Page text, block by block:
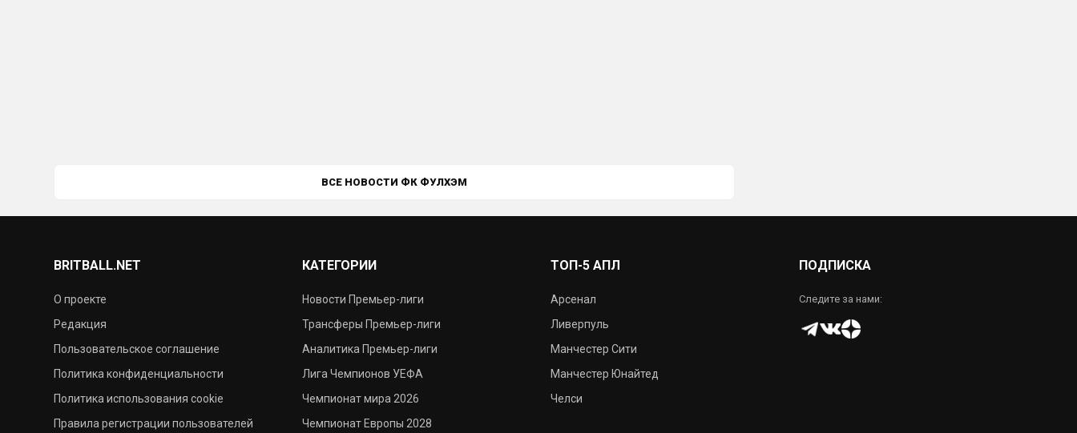
ВСЕ НОВОСТИ ФК ФУЛХЭМ
BRITBALL.NET
О проекте
Редакция
Пользовательское соглашение
Политика конфиденциальности
Политика использования cookie
Правила регистрации пользователей
КАТЕГОРИИ
Новости Премьер-лиги
Трансферы Премьер-лиги
Аналитика Премьер-лиги
Лига Чемпионов УЕФА
Чемпионат мира 2026
Чемпионат Европы 2028
ТОП-5 АПЛ
Арсенал
Ливерпуль
Манчестер Сити
Манчестер Юнайтед
Челси
ПОДПИСКА
Следите за нами: